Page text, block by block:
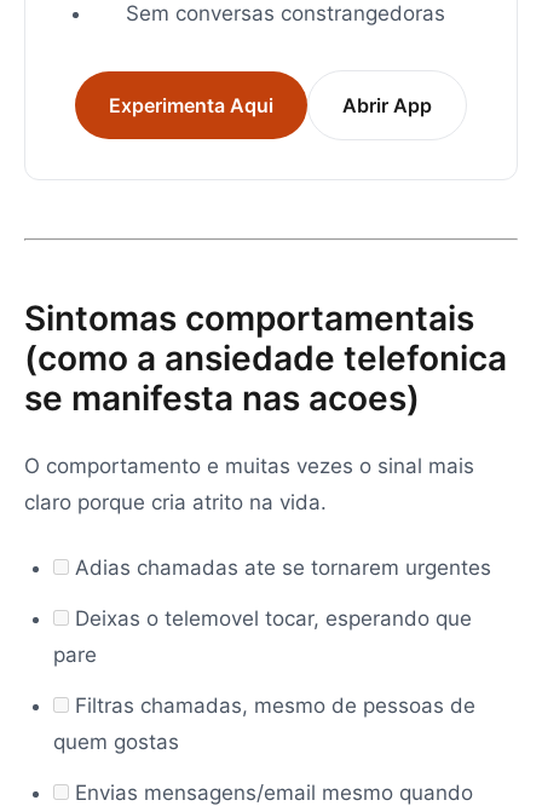
Sem conversas constrangedoras
Experimenta Aqui Abrir App
Sintomas comportamentais
(como a ansiedade telefonica
se manifesta nas acoes)
O comportamento e muitas vezes o sinal mais
claro porque cria atrito na vida.
Adias chamadas ate se tornarem urgentes
Deixas o telemovel tocar, esperando que
pare
Filtras chamadas, mesmo de pessoas de
quem gostas
Envias mensagens/email mesmo quando